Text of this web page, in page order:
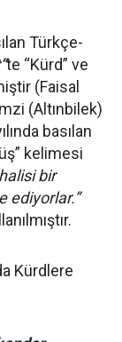
Türkçe-
te “Kürd” ve
(Faisal
(Altınbilek)
basılan
kelimesi
bir
ediyorlar.”
Kürdlere